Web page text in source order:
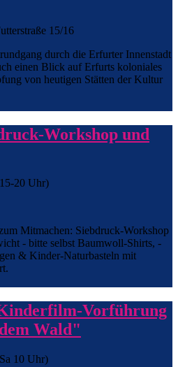
15/16
durch die Erfurter Innenstadt
einen Blick auf Erfurts koloniales
von heutigen Stätten der Kultur
Workshop und
20 Uhr)
Mitmachen: Siebdruck-Workshop
- bitte selbst Baumwoll-Shirts, -
& Kinder-Naturbasteln mit
Vorführung
Wald"
10 Uhr)